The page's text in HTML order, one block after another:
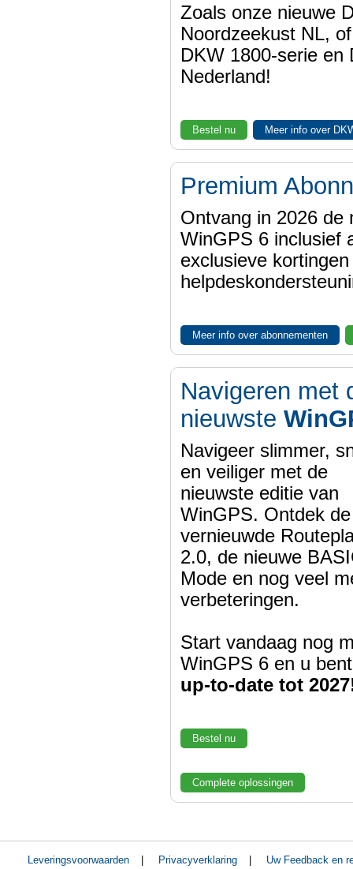
Zoals onze nieuwe
Noordzeekust NL,
DKW 1800-serie en
Nederland!
Bestel nu Meer info over
Premium
Ontvang in 2026 de
WinGPS 6 inclusief
exclusieve
Meer info over abonnementen
Navigeren met
nieuwste
Navigeer slimmer,
en veiliger met de
nieuwste editie van
WinGPS. Ontdek de
vernieuwde
2.0, de nieuwe
Mode en nog veel
verbeteringen.
Start vandaag nog
WinGPS 6 en u bent
up-to-date tot
Bestel nu
Complete oplossingen
Leveringsvoorwaarden | Privacyverklaring |
Uw Feedback en